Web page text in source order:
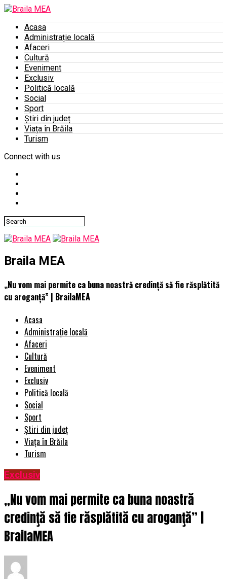
Acasa
Administrație locală
Afaceri
Cultură
Eveniment
Exclusiv
Politică locală
Social
Sport
Știri din județ
Viața în Brăila
Turism
Connect with us
Braila MEA
„Nu vom mai permite ca buna noastră credinţă să fie răsplătită
cu aroganţă” | BrailaMEA
Acasa
Administrație locală
Afaceri
Cultură
Eveniment
Exclusiv
Politică locală
Social
Sport
Știri din județ
Viața în Brăila
Turism
Exclusiv
„Nu vom mai permite ca buna noastră
credinţă să fie răsplătită cu aroganţă” |
BrailaMEA